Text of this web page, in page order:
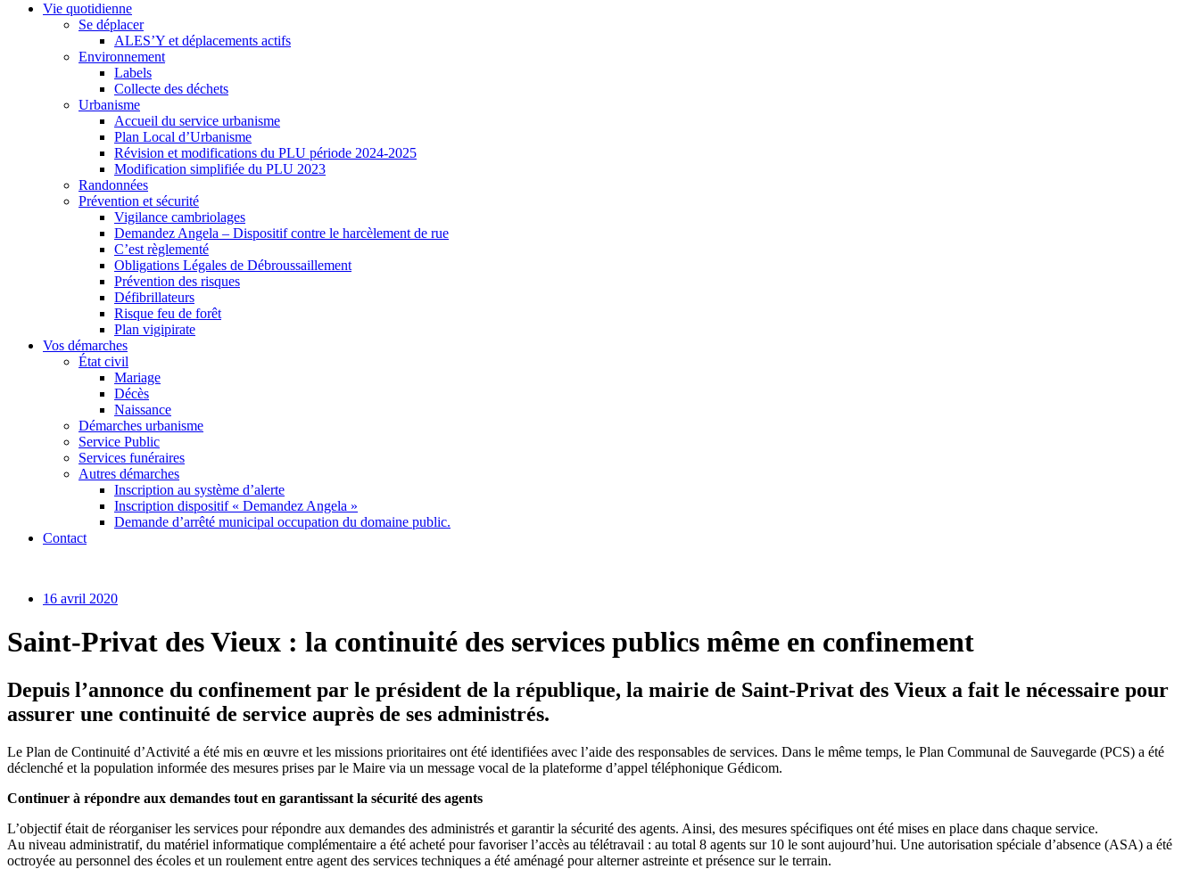
Vie quotidienne
Se déplacer
ALES’Y et déplacements actifs
Environnement
Labels
Collecte des déchets
Urbanisme
Accueil du service urbanisme
Plan Local d’Urbanisme
Révision et modifications du PLU période 2024-2025
Modification simplifiée du PLU 2023
Randonnées
Prévention et sécurité
Vigilance cambriolages
Demandez Angela – Dispositif contre le harcèlement de rue
C’est règlementé
Obligations Légales de Débroussaillement
Prévention des risques
Défibrillateurs
Risque feu de forêt
Plan vigipirate
Vos démarches
État civil
Mariage
Décès
Naissance
Démarches urbanisme
Service Public
Services funéraires
Autres démarches
Inscription au système d’alerte
Inscription dispositif « Demandez Angela »
Demande d’arrêté municipal occupation du domaine public.
Contact
16 avril 2020
Saint-Privat des Vieux : la continuité des services publics même en confinement
Depuis l’annonce du confinement par le président de la république, la mairie de Saint-Privat des Vieux a fait le nécessaire pour
assurer une continuité de service auprès de ses administrés.
Le Plan de Continuité d’Activité a été mis en œuvre et les missions prioritaires ont été identifiées avec l’aide des responsables de services. Dans le même temps, le Plan Communal de Sauvegarde (PCS) a été
déclenché et la population informée des mesures prises par le Maire via un message vocal de la plateforme d’appel téléphonique Gédicom.
Continuer à répondre aux demandes tout en garantissant la sécurité des agents
L’objectif était de réorganiser les services pour répondre aux demandes des administrés et garantir la sécurité des agents. Ainsi, des mesures spécifiques ont été mises en place dans chaque service.
Au niveau administratif, du matériel informatique complémentaire a été acheté pour favoriser l’accès au télétravail : au total 8 agents sur 10 le sont aujourd’hui. Une autorisation spéciale d’absence (ASA) a été
octroyée au personnel des écoles et un roulement entre agent des services techniques a été aménagé pour alterner astreinte et présence sur le terrain.